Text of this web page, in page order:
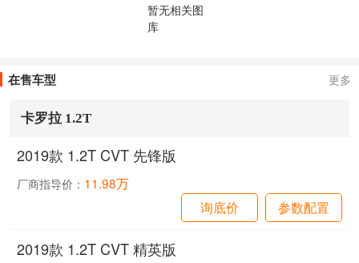
暂无相关图
库
在售车型 更多
卡罗拉 1.2T
2019款 1.2T CVT 先锋版
厂商指导价： 11.98万
询底价
参数配置
2019款 1.2T CVT 精英版